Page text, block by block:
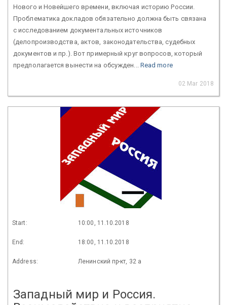
Нового и Новейшего времени, включая историю России.
Проблематика докладов обязательно должна быть связана
с исследованием документальных источников
(делопроизводства, актов, законодательства, судебных
документов и пр.). Вот примерный круг вопросов, который
предполагается вынести на обсужден... Read more
02 Mar 2018
Start: 10:00, 11.10.2018
End: 18:00, 11.10.2018
Address: Ленинский пр-кт, 32 а
Западный мир и Россия.